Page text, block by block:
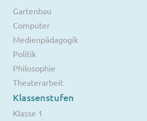
Gartenbau
Computer
Medienpädagogik
Politik
Philosophie
Theaterarbeit
Klassenstufen
Klasse 1